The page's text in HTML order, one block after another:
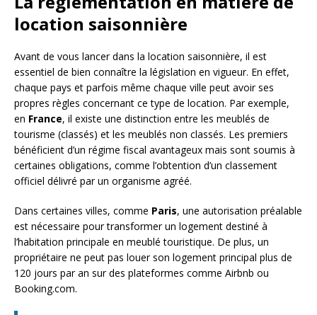
location saisonnière
Avant de vous lancer dans la location saisonnière, il est
essentiel de bien connaître la législation en vigueur. En effet,
chaque pays et parfois même chaque ville peut avoir ses
propres règles concernant ce type de location. Par exemple,
en France, il existe une distinction entre les meublés de
tourisme (classés) et les meublés non classés. Les premiers
bénéficient d’un régime fiscal avantageux mais sont soumis à
certaines obligations, comme l’obtention d’un classement
officiel délivré par un organisme agréé.
Dans certaines villes, comme Paris, une autorisation préalable
est nécessaire pour transformer un logement destiné à
l’habitation principale en meublé touristique. De plus, un
propriétaire ne peut pas louer son logement principal plus de
120 jours par an sur des plateformes comme Airbnb ou
Booking.com.